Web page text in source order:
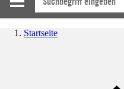
Startseite